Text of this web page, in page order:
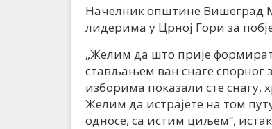
Начелник општине Вишеград
лидерима у Црној Гори за
„Желим да што прије
стављањем ван снаге спорног
изборима показали сте снагу,
Желим да истрајете на том
односе, са истим циљем“,